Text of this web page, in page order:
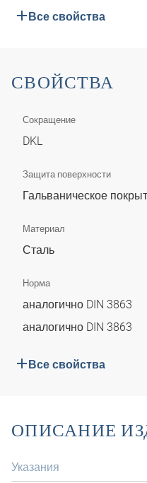
Все свойства
СВОЙСТВА
Сокращение
DKL
Защита поверхности
Гальваническое
Материал
Сталь
Норма
аналогично DIN 3863
аналогично DIN 3863
Все свойства
ОПИСАНИЕ
Указания